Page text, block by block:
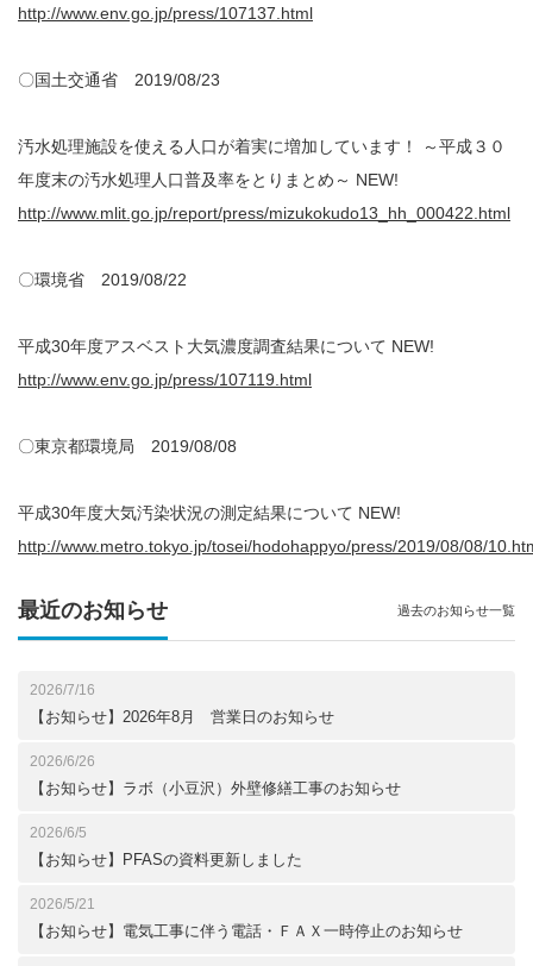
http://www.env.go.jp/press/107137.html
〇国土交通省 2019/08/23
汚水処理施設を使える人口が着実に増加しています！ ～平成３０
年度末の汚水処理人口普及率をとりまとめ～ NEW!
http://www.mlit.go.jp/report/press/mizukokudo13_hh_000422.html
〇環境省 2019/08/22
平成30年度アスベスト大気濃度調査結果について NEW!
http://www.env.go.jp/press/107119.html
〇東京都環境局 2019/08/08
平成30年度大気汚染状況の測定結果について NEW!
http://www.metro.tokyo.jp/tosei/hodohappyo/press/2019/08/08/
最近のお知らせ
2026/7/16
【お知らせ】2026年8月 営業日のお知らせ
2026/6/26
【お知らせ】ラボ（小豆沢）外壁修繕工事のお知らせ
2026/6/5
【お知らせ】PFASの資料更新しました
2026/5/21
【お知らせ】電気工事に伴う電話・ＦＡＸ一時停止のお知らせ
過去のお知らせ一覧